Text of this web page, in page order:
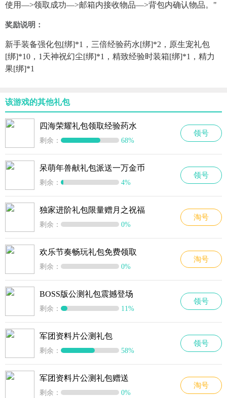
使用—>领取成功—>邮箱内接收物品—>背包内确认物品。"
奖励说明：
新手装备强化包[绑]*1，三倍经验药水[绑]*2，原生宠礼包
[绑]*10，1天神祝幻尘[绑]*1，精致经验时装箱[绑]*1，精力
果[绑]*1
该游戏的其他礼包
四海荣耀礼包领取经验药水
剩余： 68%
领号
呆萌年兽献礼包派送一万金币
剩余： 4%
领号
独家进阶礼包限量赠月之祝福
剩余： 0%
淘号
欢乐节奏畅玩礼包免费领取
剩余： 0%
淘号
BOSS版公测礼包震撼登场
剩余： 11%
领号
军团资料片公测礼包
剩余： 58%
领号
军团资料片公测礼包赠送
剩余： 0%
淘号